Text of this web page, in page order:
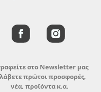
στο Newsletter μας
πρώτοι προσφορές,
νέα, προϊόντα κ.α.